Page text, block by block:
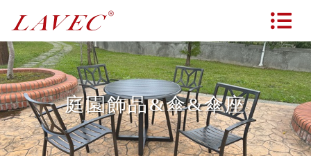
庭園飾品&傘&傘座